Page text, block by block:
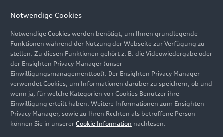
Bild-Nr: HI990028 · Copyright: AUDI AG
Rechte: Abdruck für Pressezwecke honorarfrei
Notwendige Cookies
Notwendige Cookies werden benötigt, um Ihnen grundlegende
Funktionen während der Nutzung der Webseite zur Verfügung zu
stellen. Zu diesen Funktionen gehört z. B. die Videowiedergabe oder
der Ensighten Privacy Manager (unser
Einwilligungsmanagementtool). Der Ensighten Privacy Manager
verwendet Cookies, um Informationen darüber zu speichern, ob und
wenn ja, für welche Kategorien von Cookies Benutzer ihre
Einwilligung erteilt haben. Weitere Informationen zum Ensighten
Privacy Manager, sowie zu Ihren Rechten als betroffene Person
können Sie in unserer Cookie Information nachlesen.